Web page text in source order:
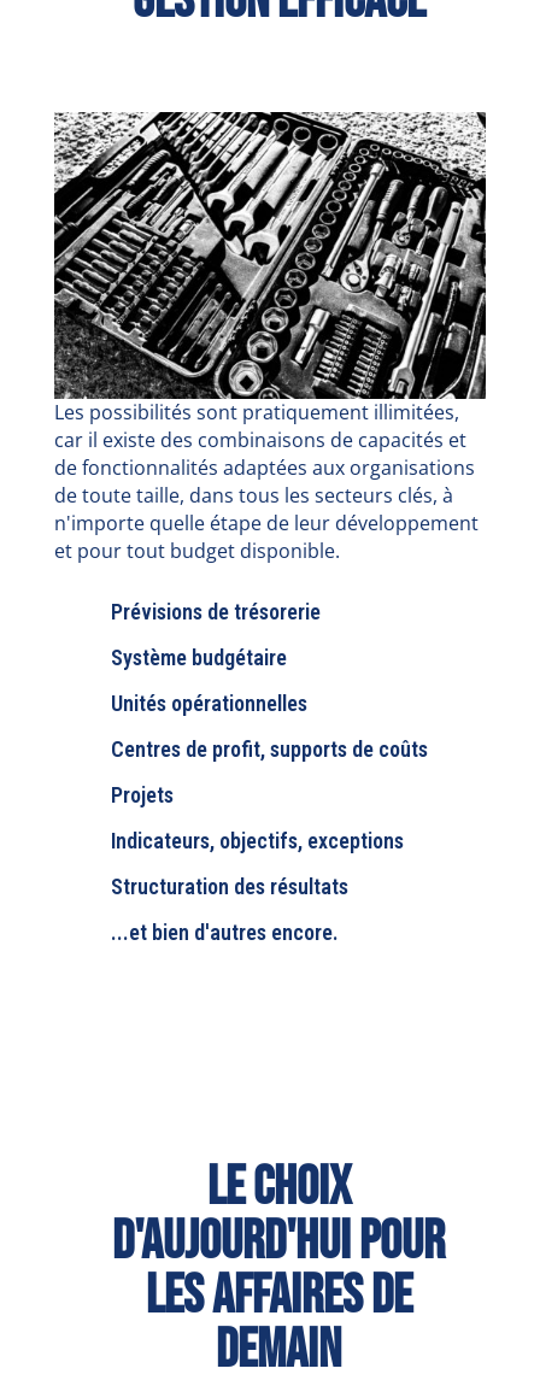
Les possibilités sont pratiquement illimitées,
car il existe des combinaisons de capacités et
de fonctionnalités adaptées aux organisations
de toute taille, dans tous les secteurs clés, à
n'importe quelle étape de leur développement
et pour tout budget disponible.
Prévisions de trésorerie
Système budgétaire
Unités opérationnelles
Centres de profit, supports de coûts
Projets
Indicateurs, objectifs, exceptions
Structuration des résultats
...et bien d'autres encore.
Le choix
d'aujourd'hui pour
les affaires de
demain